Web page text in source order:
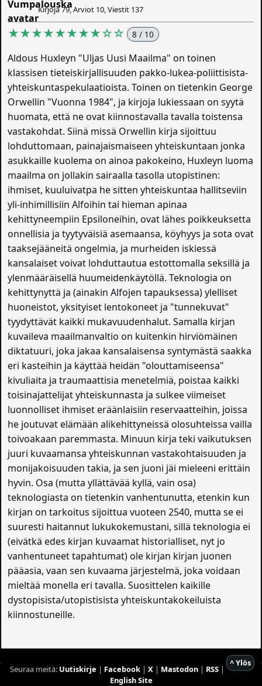
Kirjoja 79, Arviot 10, Viestit 137
★★★★★★★★☆☆ 8 / 10
Aldous Huxleyn "Uljas Uusi Maailma" on toinen
klassisen tieteiskirjallisuuden pakko-lukea-poliittisista-
yhteiskuntaspekulaatioista. Toinen on tietenkin George
Orwellin "Vuonna 1984", ja kirjoja lukiessaan on syytä
huomata, että ne ovat kiinnostavalla tavalla toistensa
vastakohdat. Siinä missä Orwellin kirja sijoittuu
lohduttomaan, painajaismaiseen yhteiskuntaan jonka
asukkaille kuolema on ainoa pakokeino, Huxleyn luoma
maailma on jollakin sairaalla tasolla utopistinen:
ihmiset, kuuluivatpa he sitten yhteiskuntaa hallitseviin
yli-inhimillisiin Alfoihin tai hieman apinaa
kehittyneempiin Epsiloneihin, ovat lähes poikkeuksetta
onnellisia ja tyytyväisiä asemaansa, köyhyys ja sota ovat
taaksejääneitä ongelmia, ja murheiden iskiessä
kansalaiset voivat lohduttautua estottomalla seksillä ja
ylenmääräisellä huumeidenkäytöllä. Teknologia on
kehittynyttä ja (ainakin Alfojen tapauksessa) ylelliset
huoneistot, yksityiset lentokoneet ja "tunnekuvat"
tyydyttävät kaikki mukavuudenhalut. Samalla kirjan
kuvaileva maailmanvaltio on kuitenkin hirviömäinen
diktatuuri, joka jakaa kansalaisensa syntymästä saakka
eri kasteihin ja käyttää heidän "olouttamiseensa"
kivuliaita ja traumaattisia menetelmiä, poistaa kaikki
toisinajattelijat yhteiskunnasta ja sulkee viimeiset
luonnolliset ihmiset eräänlaisiin reservaatteihin, joissa
he joutuvat elämään alikehittyneissä olosuhteissa vailla
toivoakaan paremmasta. Minuun kirja teki vaikutuksen
juuri kuvaamansa yhteiskunnan vastakohtaisuuden ja
monijakoisuuden takia, ja sen juoni jäi mieleeni erittäin
hyvin. Osa (mutta yllättävää kyllä, vain osa)
teknologiasta on tietenkin vanhentunutta, etenkin kun
kirjan on tarkoitus sijoittua vuoteen 2540, mutta se ei
suuresti haitannut lukukokemustani, sillä teknologia ei
(eivätkä edes kirjan kuvaamat historialliset, nyt jo
vanhentuneet tapahtumat) ole kirjan kirjan juonen
pääasia, vaan sen kuvaama järjestelmä, joka voidaan
mieltää monella eri tavalla. Suosittelen kaikille
dystopisista/utopistisista yhteiskuntakokeiluista
kiinnostuneille.
^ Ylös
Seuraa meitä: Uutiskirje | Facebook| X| Mastodon| RSS|
English Site